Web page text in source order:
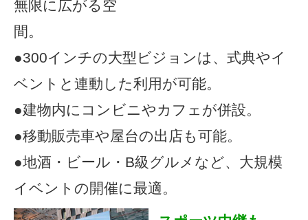
雪でもイベントができる屋根
間。
印刷用はこちらから
4.7MB）
ナカドマ（屋根付き広場）